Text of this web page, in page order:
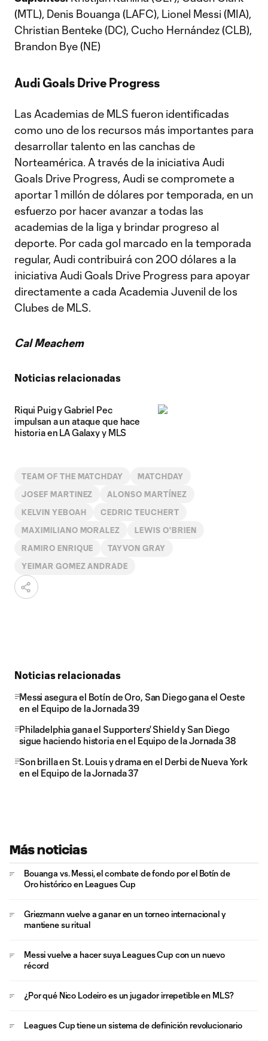
(MTL), Denis Bouanga (LAFC), Lionel Messi (MIA),
Christian Benteke (DC), Cucho Hernández (CLB),
Brandon Bye (NE)
Audi Goals Drive Progress
Las Academias de MLS fueron identificadas
como uno de los recursos más importantes para
desarrollar talento en las canchas de
Norteamérica. A través de la iniciativa Audi
Goals Drive Progress, Audi se compromete a
aportar 1 millón de dólares por temporada, en un
esfuerzo por hacer avanzar a todas las
academias de la liga y brindar progreso al
deporte. Por cada gol marcado en la temporada
regular, Audi contribuirá con 200 dólares a la
iniciativa Audi Goals Drive Progress para apoyar
directamente a cada Academia Juvenil de los
Clubes de MLS.
Cal Meachem
Noticias relacionadas
Riqui Puig y Gabriel Pec
impulsan a un ataque que hace
historia en LA Galaxy y MLS
TEAM OF THE MATCHDAY MATCHDAY
JOSEF MARTINEZ ALONSO MARTÍNEZ
KELVIN YEBOAH CEDRIC TEUCHERT
MAXIMILIANO MORALEZ LEWIS O'BRIEN
RAMIRO ENRIQUE TAYVON GRAY
YEIMAR GOMEZ ANDRADE
Noticias relacionadas
Messi asegura el Botín de Oro, San Diego gana el Oeste
en el Equipo de la Jornada 39
Philadelphia gana el Supporters' Shield y San Diego
sigue haciendo historia en el Equipo de la Jornada 38
Son brilla en St. Louis y drama en el Derbi de Nueva York
en el Equipo de la Jornada 37
Más noticias
Bouanga vs. Messi, el combate de fondo por el Botín de
Oro histórico en Leagues Cup
Griezmann vuelve a ganar en un torneo internacional y
mantiene su ritual
Messi vuelve a hacer suya Leagues Cup con un nuevo
récord
¿Por qué Nico Lodeiro es un jugador irrepetible en MLS?
Leagues Cup tiene un sistema de definición revolucionario